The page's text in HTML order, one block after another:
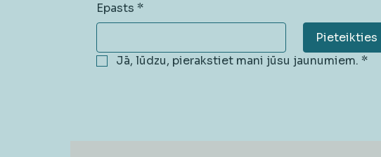
Epasts *
Pieteikties
Jā, lūdzu, pierakstiet mani jūsu jaunumiem. *